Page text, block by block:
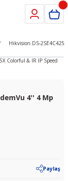
Hikvision DS-
4'' 4 Mp
Paylaş